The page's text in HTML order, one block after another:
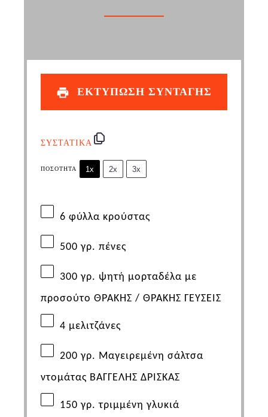
ΕΚΤΥΠΩΣΗ ΣΥΝΤΑΓΗΣ
ΣΥΣΤΑΤΙΚΑ
ΠΟΣΌΤΗΤΑ 1x 2x 3x
6 φύλλα κρούστας
500 γρ. πένες
300 γρ. ψητή μορταδέλα με
προσούτο ΘΡΑΚΗΣ / ΘΡΑΚΗΣ ΓΕΥΣΕΙΣ
4 μελιτζάνες
200 γρ. Μαγειρεμένη σάλτσα
ντομάτας ΒΑΓΓΕΛΗΣ ΔΡΙΣΚΑΣ
150 γρ. τριμμένη γλυκιά